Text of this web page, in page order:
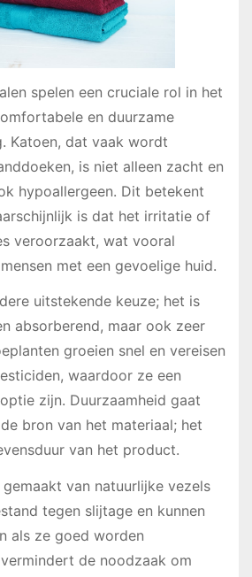
spelen een cruciale rol in het
en duurzame
Katoen, dat vaak wordt
is niet alleen zacht en
hypoallergeen. Dit betekent
is dat het irritatie of
veroorzaakt, wat vooral
met een gevoelige huid.
uitstekende keuze; het is
absorberend, maar ook zeer
groeien snel en vereisen
waardoor ze een
zijn. Duurzaamheid gaat
bron van het materiaal; het
van het product.
van natuurlijke vezels
tegen slijtage en kunnen
als ze goed worden
de noodzaak om